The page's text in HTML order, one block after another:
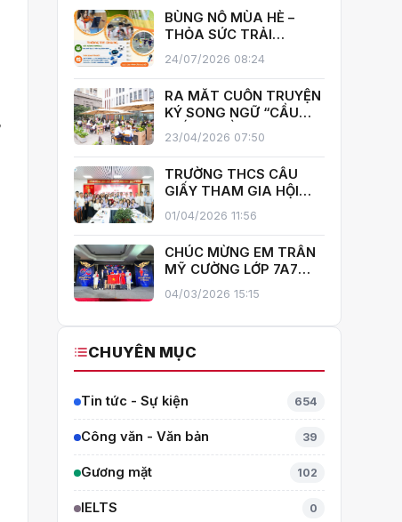
BÙNG NỔ MÙA HÈ –
THỎA SỨC TRẢI
NGHIỆM CÙNG CÂU
LẠC BỘ HÈ 2026
TRƯỜNG THCS CẦU
GIẤY!
24/07/2026 08:24
RA MẮT CUỐN TRUYỆN
KÝ SONG NGỮ “CẦU
GIẤY – MIỀN XANH NỞ
HOA”, KHÁNH THÀNH
THƯ VIỆN MỞ, LAN TOẢ
VĂN HOÁ ĐỌC
23/04/2026 07:50
TRƯỜNG THCS CẦU
GIẤY THAM GIA HỘI
THI GIÁO VIÊN DẠY GIỎI
CẤP TRUNG HỌC CƠ SỞ
PHƯỜNG YÊN HOÀ
01/04/2026 11:56
CHÚC MỪNG EM TRẦN
MỸ CƯỜNG LỚP 7A7
TỎA SÁNG TẠI THÁI
LAN – MANG VỀ HUY
04/03/2026 15:15
CHUYÊN MỤC
Tin tức - Sự kiện 654
Công văn - Văn bản 39
Gương mặt 102
IELTS 0